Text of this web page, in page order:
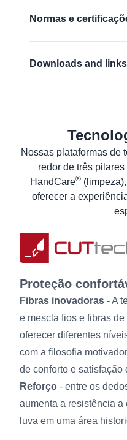
Normas e
Downloads and links
Especificações
Material
Planilha de
Instruções de
Informação ao
Nossas plataformas de
redor de três
HandCare®
oferecer a
Proteção
Fibras inovadoras - A
e mescla fios e fibras
oferecer diferentes
com a filosofia
de conforto e satisfação
Reforço - entre os
aumenta a resistência a
luva em uma área